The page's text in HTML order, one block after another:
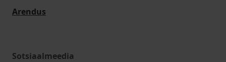
Arendus
Sotsiaalmeedia